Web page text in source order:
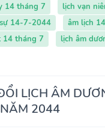
14 tháng 7
lịch vạn
14-7-2044
âm lịch
14 tháng 7
lịch âm
LỊCH ÂM
2044